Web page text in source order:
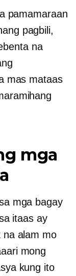
pamamaraan
pagbili,
na
mas mataas
mga
mga bagay
itaas ay
na alam mo
mong
kung ito